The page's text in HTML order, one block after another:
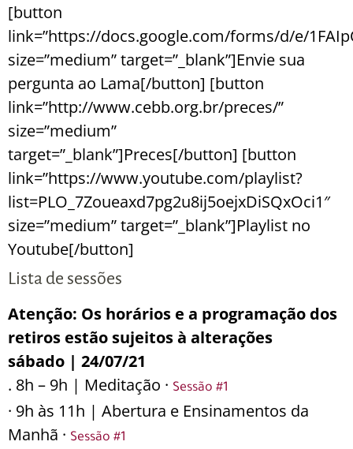
[button
link=”https://docs.google.com/forms/d/e/
size=”medium” target=”_blank”]Envie sua
pergunta ao Lama[/button] [button
link=”http://www.cebb.org.br/preces/”
size=”medium”
target=”_blank”]Preces[/button] [button
link=”https://www.youtube.com/playlist?
list=PLO_7Zoueaxd7pg2u8ij5oejxDiSQxOci1″
size=”medium” target=”_blank”]Playlist no
Youtube[/button]
Lista de sessões
Atenção: Os horários e a programação dos
retiros estão sujeitos à alterações
sábado | 24/07/21
. 8h – 9h | Meditação · Sessão #1
· 9h às 11h | Abertura e Ensinamentos da
Manhã · Sessão #1